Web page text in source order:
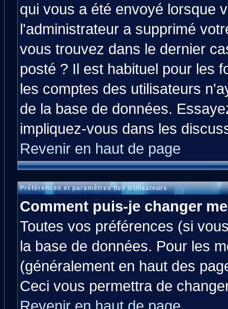
qui vous a été envoyé lorsque
l'administrateur a supprimé
vous trouvez dans le dernier
posté ? Il est habituel pour les
les comptes des utilisateurs
de la base de données.
impliquez-vous dans les
Revenir en haut de page
Préférences et paramètres des Utilisateurs
Comment puis-je changer
Toutes vos préférences (si
la base de données. Pour les
(généralement en haut des
Ceci vous permettra de